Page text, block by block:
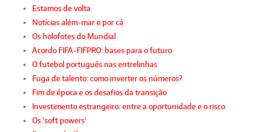
Estamos de volta
Notícias além-mar e por cá
Os holofotes do Mundial
Acordo FIFA-FIFPRO: bases para o futuro
O futebol português nas entrelinhas
Fuga de talento: como inverter os números?
Fim de época e os desafios da transição
Investimento estrangeiro: entre a oportunidade e o risco
Os 'soft powers'